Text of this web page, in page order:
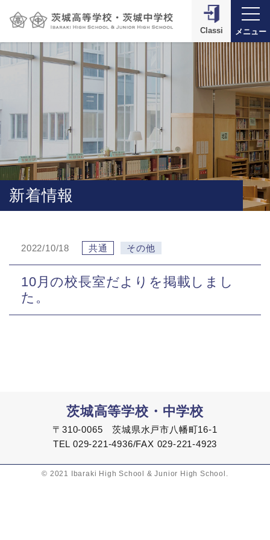
Classi メニュー
新着情報
2022/10/18 共通 その他
10月の校長室だよりを掲載しまし
た。
茨城高等学校・中学校
〒310-0065 茨城県水戸市八幡町16-1
TEL 029-221-4936/FAX 029-221-4923
© 2021 Ibaraki High School & Junior High School.